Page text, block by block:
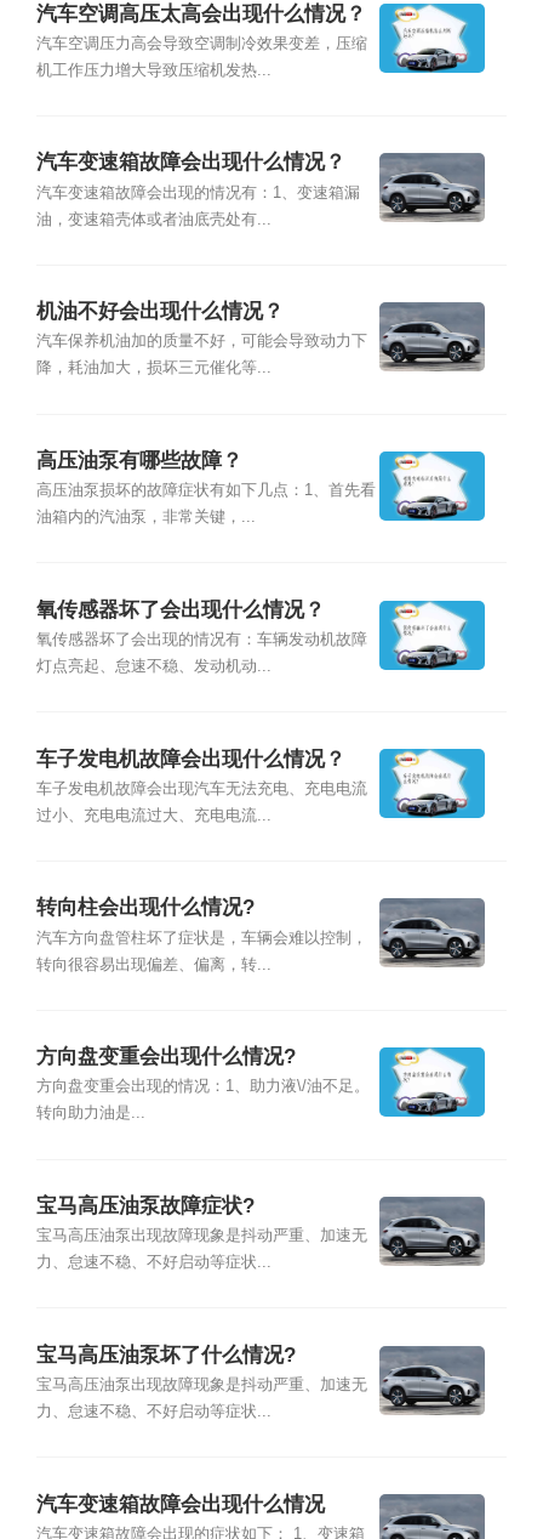
汽车空调高压太高会出现什么情况？
汽车空调压力高会导致空调制冷效果变差，压缩
机工作压力增大导致压缩机发热...
汽车变速箱故障会出现什么情况？
汽车变速箱故障会出现的情况有：1、变速箱漏
油，变速箱壳体或者油底壳处有...
机油不好会出现什么情况？
汽车保养机油加的质量不好，可能会导致动力下
降，耗油加大，损坏三元催化等...
高压油泵有哪些故障？
高压油泵损坏的故障症状有如下几点：1、首先看
油箱内的汽油泵，非常关键，...
氧传感器坏了会出现什么情况？
氧传感器坏了会出现的情况有：车辆发动机故障
灯点亮起、怠速不稳、发动机动...
车子发电机故障会出现什么情况？
车子发电机故障会出现汽车无法充电、充电电流
过小、充电电流过大、充电电流...
转向柱会出现什么情况?
汽车方向盘管柱坏了症状是，车辆会难以控制，
转向很容易出现偏差、偏离，转...
方向盘变重会出现什么情况?
方向盘变重会出现的情况：1、助力液\/油不足。
转向助力油是...
宝马高压油泵故障症状?
宝马高压油泵出现故障现象是抖动严重、加速无
力、怠速不稳、不好启动等症状...
宝马高压油泵坏了什么情况?
宝马高压油泵出现故障现象是抖动严重、加速无
力、怠速不稳、不好启动等症状...
汽车变速箱故障会出现什么情况
汽车变速箱故障会出现的症状如下： 1、变速箱